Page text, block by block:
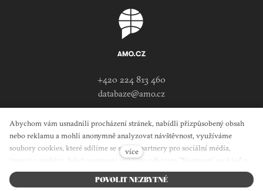
+420 224 813 460
databaze@amo.cz
Žitná 608/27
110 00 Praha 1
Abychom vám usnadnili procházení stránek, nabídli přizpůsobený obsah
nebo reklamu a mohli anonymně analyzovat návštěvnost, využíváme
soubory cookies, které sdílíme se svými partnery pro sociální média,
inzerci a analýzu. Jejich nastavení upravíte odkazem "Nastavení cookies" a
kdykoliv jej můžete změnit v patičce webu. Podrobnější informace najdete v
našich Zásadách ochrany osobních údajů a používání souborů cookies.
více
POVOLIT NEZBYTNÉ